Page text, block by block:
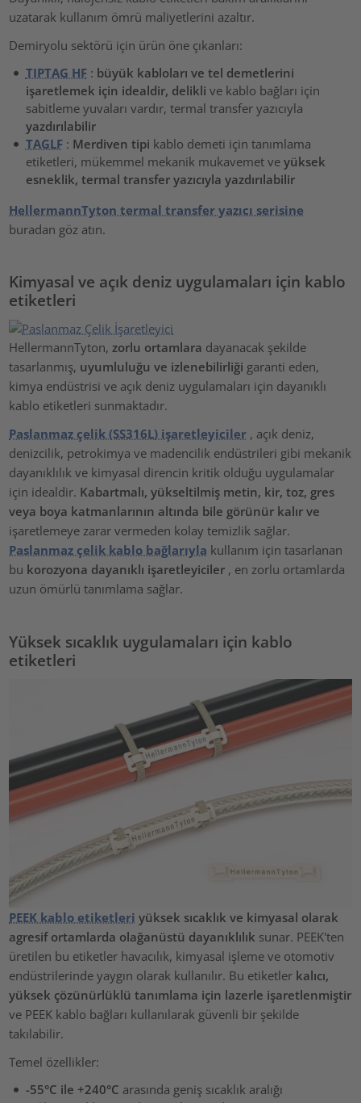
uzatarak kullanım ömrü maliyetlerini azaltır.
Demiryolu sektörü için ürün öne çıkanları:
TIPTAG HF: büyük kabloları ve tel demetlerini
işaretlemek için idealdir, delikli ve kablo bağları için
sabitleme yuvaları vardır, termal transfer yazıcıyla
yazdırılabilir
TAGLF: Merdiven tipi kablo demeti için tanımlama
etiketleri, mükemmel mekanik mukavemet ve yüksek
esneklik, termal transfer yazıcıyla yazdırılabilir
HellermannTyton termal transfer yazıcı serisine
buradan göz atın.
Kimyasal ve açık deniz uygulamaları için kablo
etiketleri
HellermannTyton,zorlu ortamlara dayanacak şekilde
tasarlanmış, uyumluluğu ve izlenebilirliği garanti eden,
kimya endüstrisi ve açık deniz uygulamaları için dayanıklı
kablo etiketleri sunmaktadır.
Paslanmaz çelik (SS316L) işaretleyiciler , açık deniz,
denizcilik, petrokimya ve madencilik endüstrileri gibi mekanik
dayanıklılık ve kimyasal direncin kritik olduğu uygulamalar
için idealdir. Kabartmalı, yükseltilmiş metin, kir, toz, gres
veya boya katmanlarının altında bile görünür kalır ve
işaretlemeye zarar vermeden kolay temizlik sağlar.
Paslanmaz çelik kablo bağlarıyla kullanım için tasarlanan
bu korozyona dayanıklı işaretleyiciler , en zorlu ortamlarda
uzun ömürlü tanımlama sağlar.
Yüksek sıcaklık uygulamaları için kablo
etiketleri
PEEK kablo etiketleri yüksek sıcaklık ve kimyasal olarak
agresif ortamlarda olağanüstü dayanıklılık sunar. PEEK'ten
üretilen bu etiketler havacılık, kimyasal işleme ve otomotiv
endüstrilerinde yaygın olarak kullanılır. Bu etiketler kalıcı,
yüksek çözünürlüklü tanımlama için lazerle işaretlenmiştir
ve PEEK kablo bağları kullanılarak güvenli bir şekilde
takılabilir.
Temel özellikler:
-55°C ile +240°C arasında geniş sıcaklık aralığı